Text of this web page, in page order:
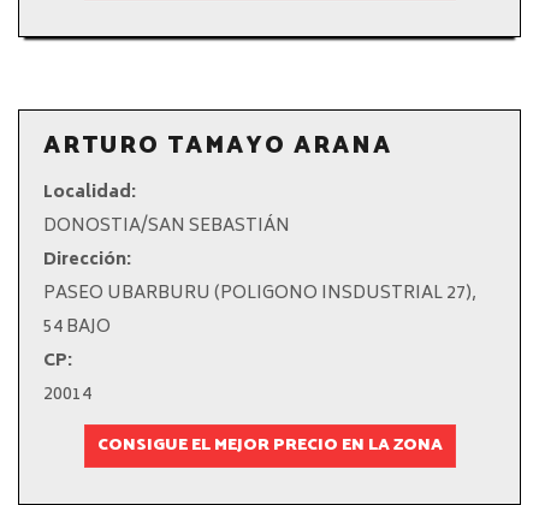
ARTURO TAMAYO ARANA
Localidad:
DONOSTIA/SAN SEBASTIÁN
Dirección:
PASEO UBARBURU (POLIGONO INSDUSTRIAL 27),
54 BAJO
CP:
20014
CONSIGUE EL MEJOR PRECIO EN LA ZONA